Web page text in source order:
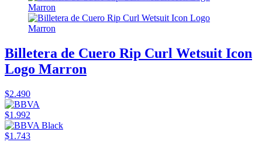
Billetera de Cuero Rip Curl Wetsuit Icon
Logo Marron
$2.490
$1.992
$1.743